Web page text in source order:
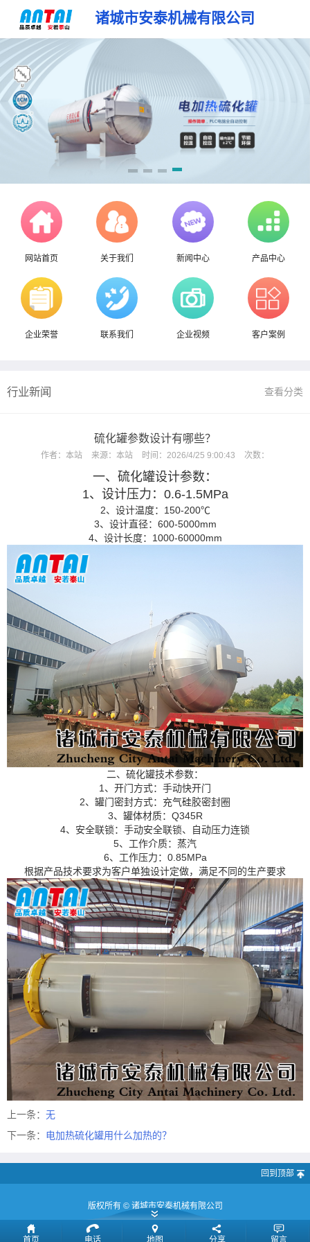
诸城市安泰机械有限公司
网站首页 关于我们 新闻中心 产品中心
企业荣誉 联系我们 企业视频 客户案例
行业新闻 查看分类
硫化罐参数设计有哪些？
作者： 本站 来源： 本站 时间： 2026/4/25 9:00:43 次数：
一、硫化罐设计参数：
1、设计压力：0.6-1.5MPa
2、设计温度：150-200℃
3、设计直径：600-5000mm
4、设计长度：1000-60000mm
二、硫化罐技术参数：
1、开门方式：手动快开门
2、罐门密封方式：充气硅胶密封圈
3、罐体材质：Q345R
4、安全联锁：手动安全联锁、自动压力连锁
5、工作介质：蒸汽
6、工作压力：0.85MPa
根据产品技术要求为客户单独设计定做，满足不同的生产要求
上一条： 无
下一条： 电加热硫化罐用什么加热的？
首页 电话 地图 分享 留言
回到顶部
版权所有 © 诸城市安泰机械有限公司